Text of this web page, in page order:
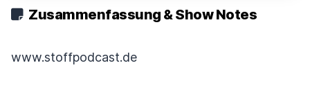
Zusammenfassung & Show Notes
www.stoffpodcast.de